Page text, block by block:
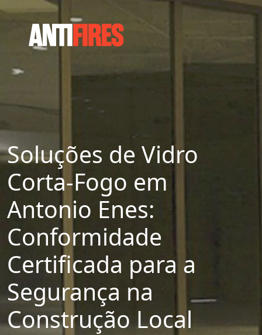
Soluções de Vidro
Corta-Fogo em
Antonio Enes:
Conformidade
Certificada para a
Segurança na
Construção Local